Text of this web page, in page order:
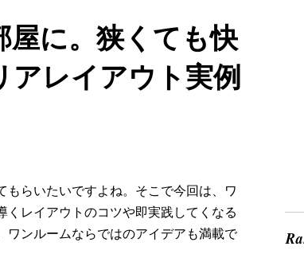
屋に。狭くても快
レイアウト実例
らいたいですよね。そこで今回は、ワ
くレイアウトのコツや即実践してくなる
ワンルームならではのアイデアも満載で